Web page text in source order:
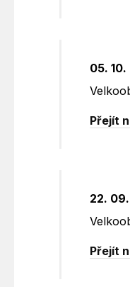
05.
Přejít
22.
Přejít